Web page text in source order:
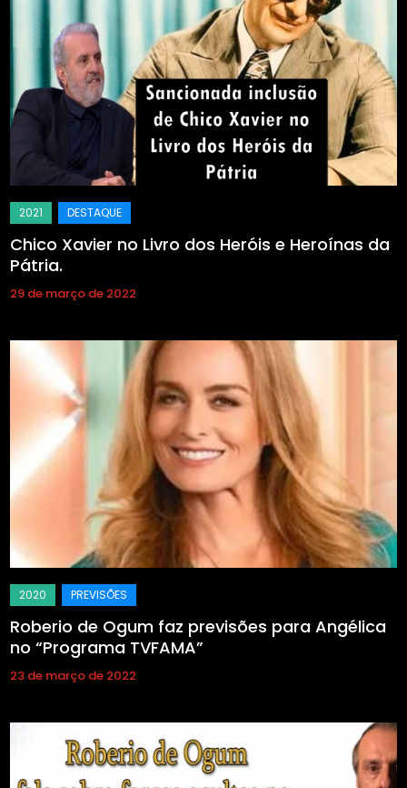
Chico Xavier no Livro dos Heróis e Heroínas da
Pátria.
29 de março de 2022
Roberio de Ogum faz previsões para Angélica
no “Programa TVFAMA”
23 de março de 2022